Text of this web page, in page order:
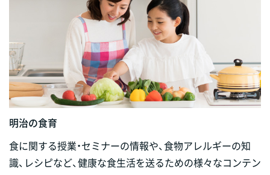
明治の食育
食に関する授業・セミナーの情報や、食物アレルギーの知
識、レシピなど、健康な食生活を送るための様々なコンテン